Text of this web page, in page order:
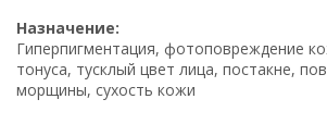
Назначение:
Гиперпигментация, фотоповреждение
тонуса, тусклый цвет лица, постакне,
морщины, сухость кожи